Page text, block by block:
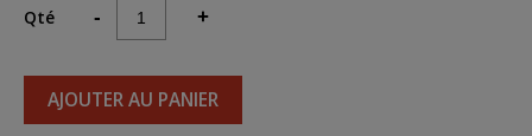
Qté - +
AJOUTER AU PANIER